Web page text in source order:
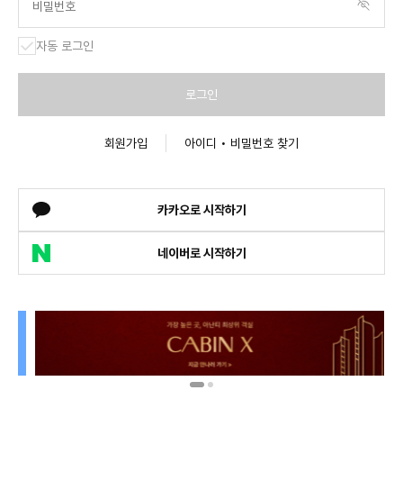
자동 로그인
로그인
회원가입 아이디 • 비밀번호 찾기
카카오로 시작하기
네이버로 시작하기